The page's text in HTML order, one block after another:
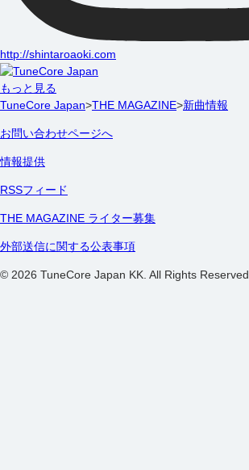
http://shintaroaoki.com
もっと見る
TuneCore Japan>THE MAGAZINE>新曲情報
お問い合わせページへ
情報提供
RSSフィード
THE MAGAZINE ライター募集
外部送信に関する公表事項
© 2026 TuneCore Japan KK. All Rights Reserved.